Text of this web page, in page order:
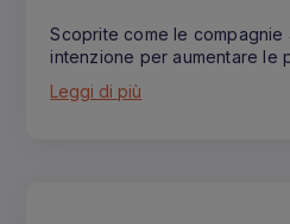
Scoprite come le compagnie
intenzione per aumentare le
Leggi di più